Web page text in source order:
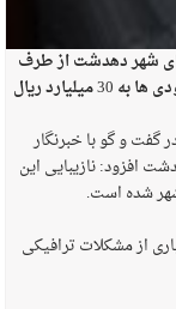
شهر دهدشت از طرف
چرام، بهبهان، سوق و طولیان گفت: برای تکمیل این ورودی ها به 30 میلیارد ریال
گفت و گو با خبرنگار
شهر دهدشت افزود: نازیبایی این
شده است.
از مشکلات ترافیکی